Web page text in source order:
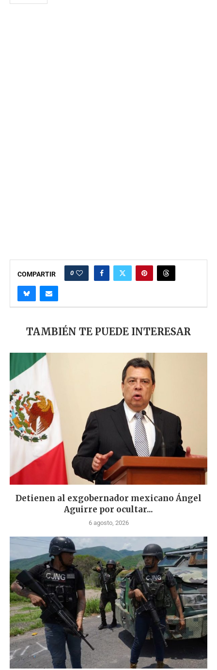
COMPARTIR 0
TAMBIÉN TE PUEDE INTERESAR
Detienen al exgobernador mexicano Ángel
Aguirre por ocultar...
6 agosto, 2026